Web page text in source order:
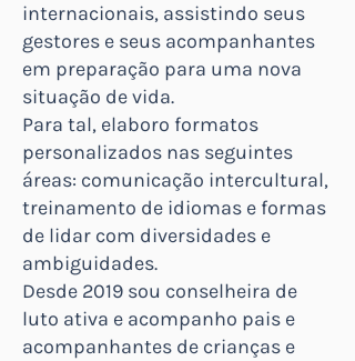
internacionais, assistindo seus
gestores e seus acompanhantes
em preparação para uma nova
situação de vida.
Para tal, elaboro formatos
personalizados nas seguintes
áreas: comunicação intercultural,
treinamento de idiomas e formas
de lidar com diversidades e
ambiguidades.
Desde 2019 sou conselheira de
luto ativa e acompanho pais e
acompanhantes de crianças e